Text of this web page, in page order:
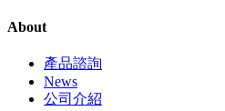
About
產品諮詢
News
公司介紹